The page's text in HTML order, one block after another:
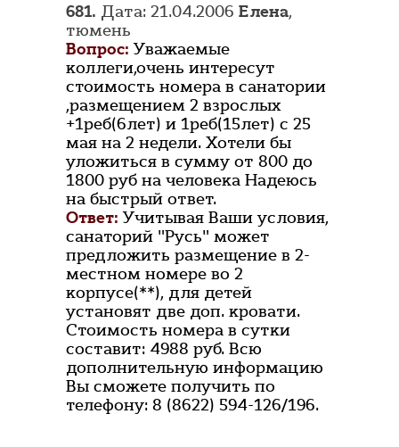
681. Дата: 21.04.2006 Елена,
тюмень
Вопрос: Уважаемые
коллеги,очень интересут
стоимость номера в санатории
,размещением 2 взрослых
+1реб(6лет) и 1реб(15лет) с 25
мая на 2 недели. Хотели бы
уложиться в сумму от 800 до
1800 руб на человека Надеюсь
на быстрый ответ.
Ответ: Учитывая Ваши условия,
санаторий "Русь" может
предложить размещение в 2-
местном номере во 2
корпусе(**), для детей
установят две доп. кровати.
Стоимость номера в сутки
составит: 4988 руб. Всю
дополнительную информацию
Вы сможете получить по
телефону: 8 (8622) 594-126/196.